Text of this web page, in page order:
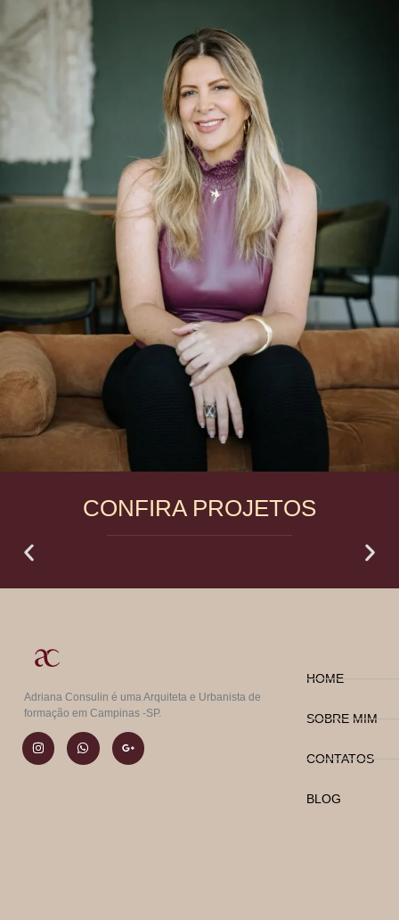
Arquiteta Adriana Consulin
CONFIRA PROJETOS
Adriana Consulin é uma Arquiteta e Urbanista de
formação em Campinas -SP.
HOME
SOBRE MIM
CONTATOS
BLOG